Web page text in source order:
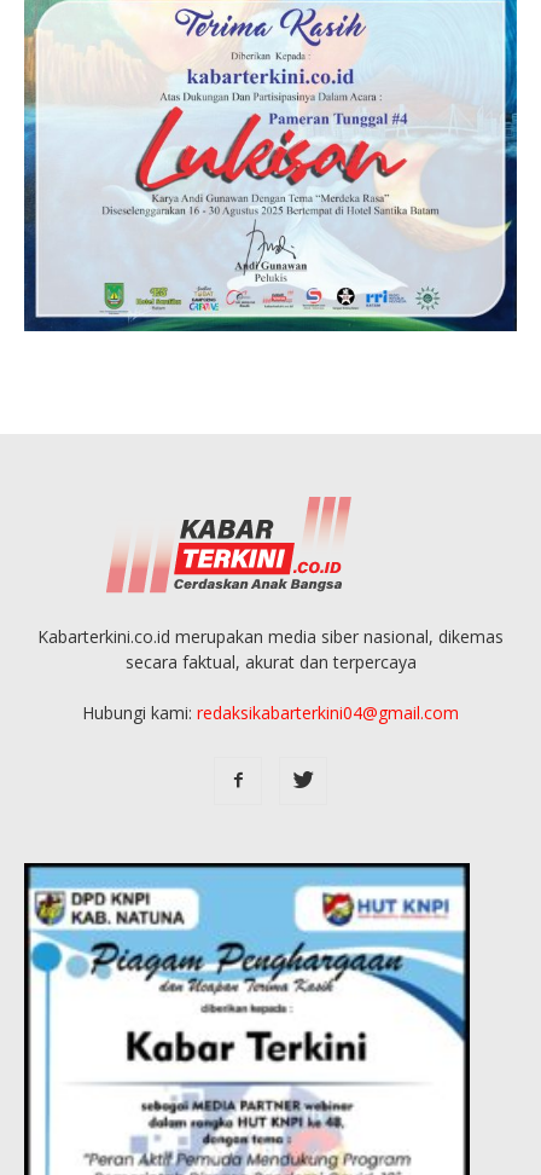
Kabarterkini.co.id merupakan media siber nasional, dikemas
secara faktual, akurat dan terpercaya
Hubungi kami: redaksikabarterkini04@gmail.com